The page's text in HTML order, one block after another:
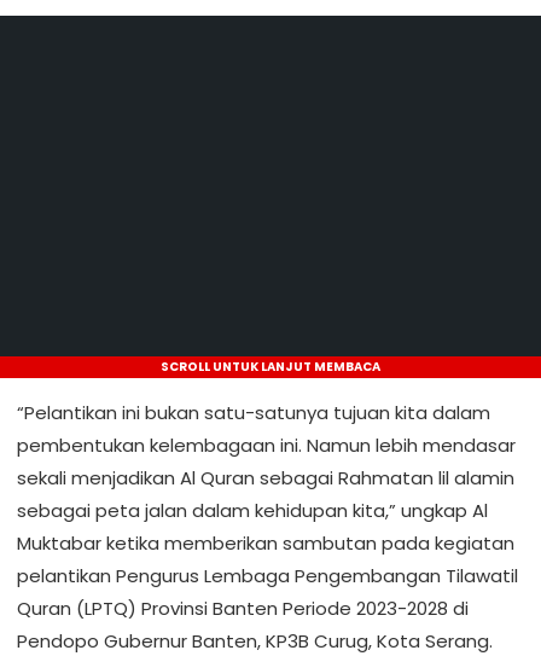
SCROLL UNTUK LANJUT MEMBACA
“Pelantikan ini bukan satu-satunya tujuan kita dalam
pembentukan kelembagaan ini. Namun lebih mendasar
sekali menjadikan Al Quran sebagai Rahmatan lil alamin
sebagai peta jalan dalam kehidupan kita,” ungkap Al
Muktabar ketika memberikan sambutan pada kegiatan
pelantikan Pengurus Lembaga Pengembangan Tilawatil
Quran (LPTQ) Provinsi Banten Periode 2023-2028 di
Pendopo Gubernur Banten, KP3B Curug, Kota Serang.